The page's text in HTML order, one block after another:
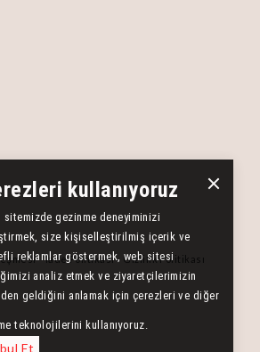
kullanıyoruz
sitemizde gezinme deneyiminizi
size kişiselleştirilmiş içerik ve
reklamlar göstermek, web sitesi
analiz etmek ve ziyaretçilerimizin
geldiğini anlamak için çerezleri ve diğer
teknolojilerini kullanıyoruz.
Et
İade Politikası Gizlilik Politikası